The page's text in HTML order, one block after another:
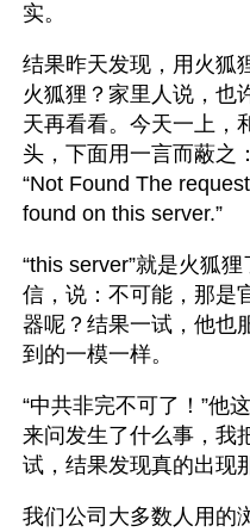
实。
结果昨天发现，用火狐
火狐狸？家里人说，也
天再看看。今天一上，
头，下面用一言而蔽之：
“Not Found The
found on this server.”
“this server”就是火狐
信，说：不可能，那是
器呢？结果一试，他也
到的一模一样。
“中共非完不可了！”他
来问发生了什么事，我
试，结果发现真的出现
我们公司大多数人用的